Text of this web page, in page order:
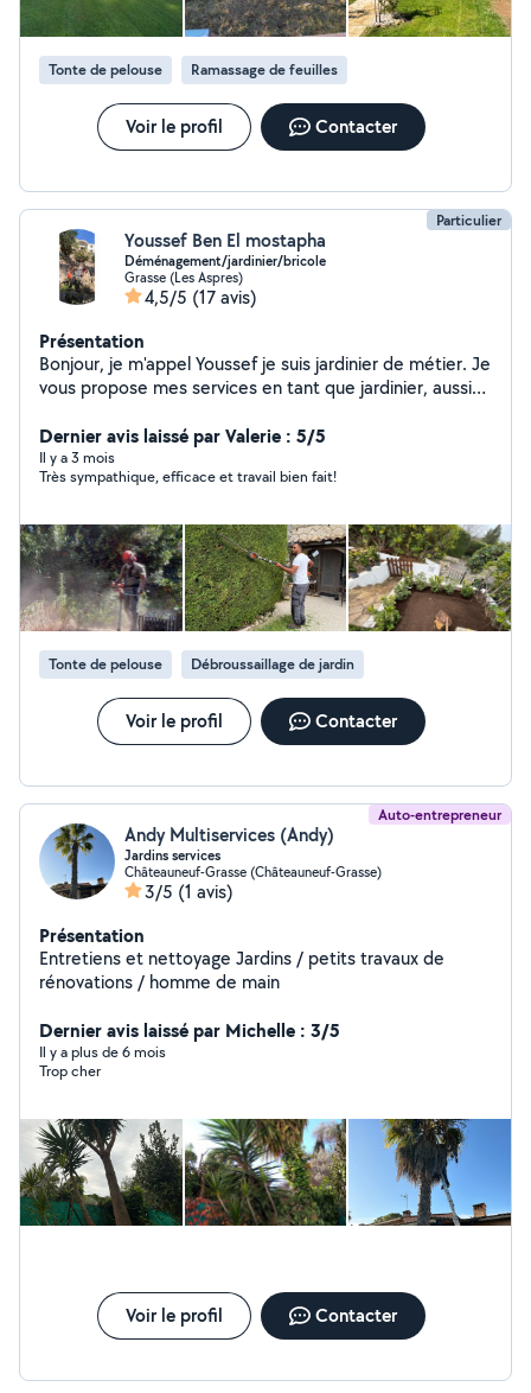
Tonte de pelouse Ramassage de feuilles
Voir le profil Contacter
Particulier
Youssef Ben El mostapha
Déménagement/jardinier/bricole
Grasse (Les Aspres)
4,5/5 (17 avis)
Présentation
Bonjour, je m'appel Youssef je suis jardinier de métier. Je
vous propose mes services en tant que jardinier, aussi
carrelage, montage de meuble, peinture
Dernier avis laissé par Valerie : 5/5
Il y a 3 mois
Très sympathique, efficace et travail bien fait!
Tonte de pelouse Débroussaillage de jardin
Voir le profil Contacter
Auto-entrepreneur
Andy Multiservices (Andy)
Jardins services
Châteauneuf-Grasse (Châteauneuf-Grasse)
3/5 (1 avis)
Présentation
Entretiens et nettoyage Jardins / petits travaux de
rénovations / homme de main
Dernier avis laissé par Michelle : 3/5
Il y a plus de 6 mois
Trop cher
Voir le profil Contacter